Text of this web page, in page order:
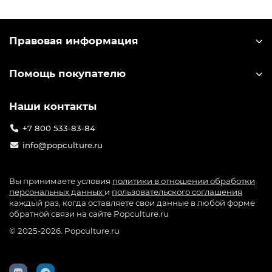
Правовая информация
Помощь покупателю
Наши контакты
+7 800 533-83-84
info@popculture.ru
Вы принимаете условия политики в отношении обработки
персональных данных и пользовательского соглашения
каждый раз, когда оставляете свои данные в любой форме
обратной связи на сайте Popculture.ru
© 2025-2026. Popculture.ru